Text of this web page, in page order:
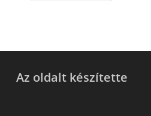
Az oldalt készítette